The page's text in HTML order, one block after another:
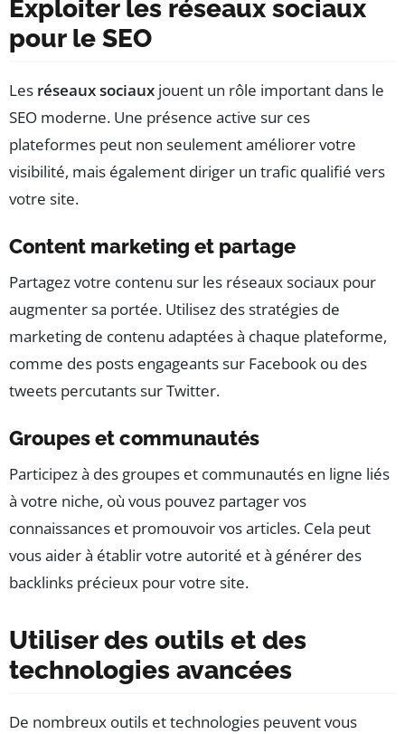
Exploiter les réseaux sociaux
pour le SEO
Les réseaux sociaux jouent un rôle important dans le
SEO moderne. Une présence active sur ces
plateformes peut non seulement améliorer votre
visibilité, mais également diriger un trafic qualifié vers
votre site.
Content marketing et partage
Partagez votre contenu sur les réseaux sociaux pour
augmenter sa portée. Utilisez des stratégies de
marketing de contenu adaptées à chaque plateforme,
comme des posts engageants sur Facebook ou des
tweets percutants sur Twitter.
Groupes et communautés
Participez à des groupes et communautés en ligne liés
à votre niche, où vous pouvez partager vos
connaissances et promouvoir vos articles. Cela peut
vous aider à établir votre autorité et à générer des
backlinks précieux pour votre site.
Utiliser des outils et des
technologies avancées
De nombreux outils et technologies peuvent vous